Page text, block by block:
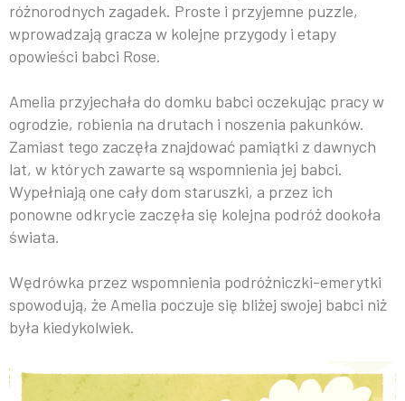
różnorodnych zagadek. Proste i przyjemne puzzle,
wprowadzają gracza w kolejne przygody i etapy
opowieści babci Rose.
Amelia przyjechała do domku babci oczekując pracy w
ogrodzie, robienia na drutach i noszenia pakunków.
Zamiast tego zaczęła znajdować pamiątki z dawnych
lat, w których zawarte są wspomnienia jej babci.
Wypełniają one cały dom staruszki, a przez ich
ponowne odkrycie zaczęła się kolejna podróż dookoła
świata.
Wędrówka przez wspomnienia podróżniczki-emerytki
spowodują, że Amelia poczuje się bliżej swojej babci niż
była kiedykolwiek.